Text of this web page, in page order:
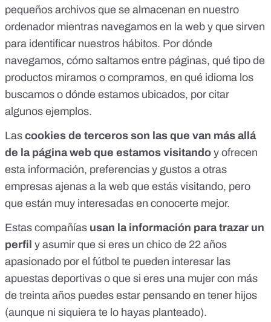
pequeños archivos que se almacenan en nuestro
ordenador mientras navegamos en la web y que sirven
para identificar nuestros hábitos. Por dónde
navegamos, cómo saltamos entre páginas, qué tipo de
productos miramos o compramos, en qué idioma los
buscamos o dónde estamos ubicados, por citar
algunos ejemplos.
Las cookies de terceros son las que van más allá
de la página web que estamos visitando y ofrecen
esta información, preferencias y gustos a otras
empresas ajenas a la web que estás visitando, pero
que están muy interesadas en conocerte mejor.
Estas compañías usan la información para trazar un
perfil y asumir que si eres un chico de 22 años
apasionado por el fútbol te pueden interesar las
apuestas deportivas o que si eres una mujer con más
de treinta años puedes estar pensando en tener hijos
(aunque ni siquiera te lo hayas planteado).